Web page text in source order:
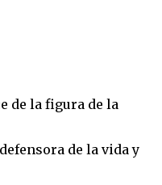
de la figura de la
de la vida y